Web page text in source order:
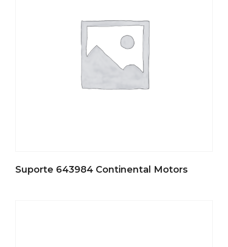
Suporte 643984 Continental Motors